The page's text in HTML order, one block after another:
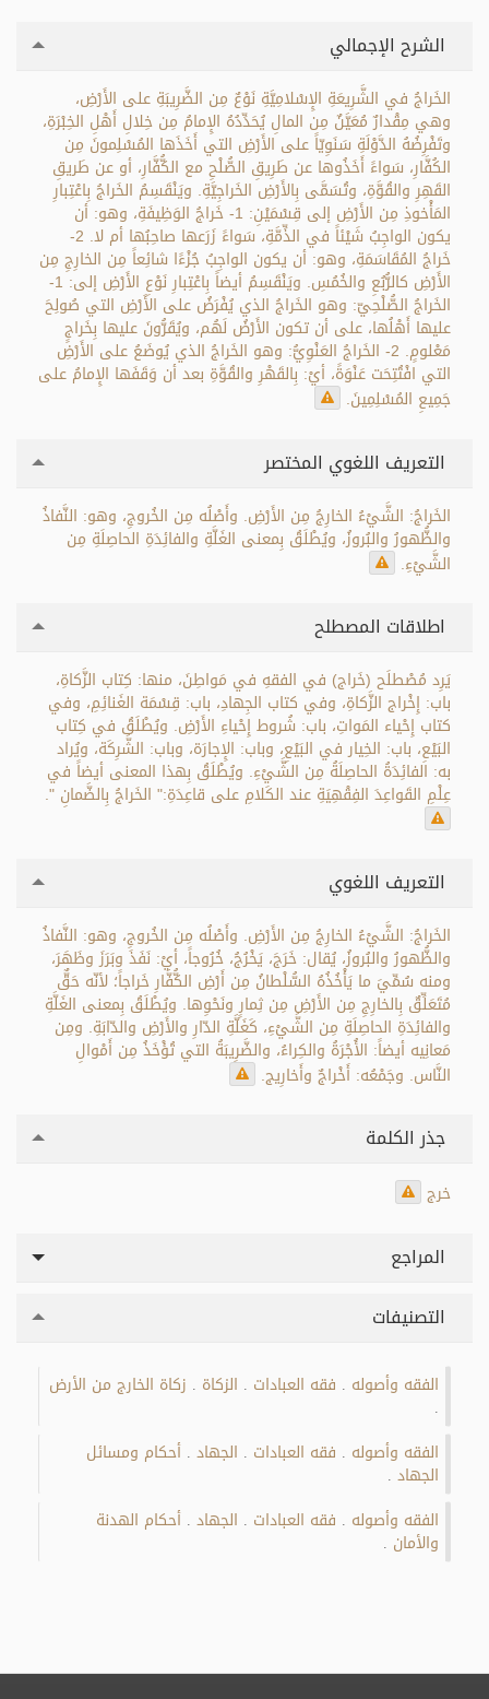
الشرح الإجمالي
الخَراجُ في الشَّرِيعَةِ الإِسْلامِيَّةِ نَوْعٌ مِن الضَّرِيبَةِ على الأَرْضِ،
وهي مِقْدارٌ مُعَيَّنٌ مِن المالِ يُحَدِّدُهُ الإِمامُ مِن خِلالِ أَهْلِ الخِبْرَةِ،
وتَفْرِضُهُ الدَّوْلَةِ سَنَوِيّاً على الأَرْضِ التي أَخَذَها المُسْلِمونَ مِن
الكُفَّارِ، سَواءً أَخَذُوها عن طَرِيقِ الصُّلْحِ مع الكُّفَّارِ، أو عن طَريقِ
القَهِرِ والقُوَّةِ، وتُسَمَّى بِالأَرْضِ الخَراجِيَّةِ. ويَنْقَسِمُ الخَراجُ بِاعْتِبارِ
المَأْخوذِ مِن الأَرْضِ إلى قِسْمَيْنِ: 1- خَراجُ الوَظِيفَةِ، وهو: أن
يكون الواجِبُ شَيْئاً في الذِّمَّةِ، سَواءً زَرَعها صاحِبُها أم لا. 2-
خَراجُ المُقَاسَمَةِ، وهو: أن يكون الواجِبُ جُزْءًا شائِعاً مِن الخارِجِ مِن
الأَرْضِ كالرُّبُعِ والخُمُسِ. ويَنْقَسِمُ أيضاً بِاعْتِبارِ نَوْعِ الأَرْضِ إلى: 1-
الخَراجُ الصُّلْحِيّ: وهو الخَراجُ الذي يُفْرَضُ على الأَرْضِ التي صُولِحَ
عليها أَهْلُها، على أن تكون الأَرْضُ لَهُم، ويُقَرُّونَ عليها بِخَراجٍ
مَعْلومٍ. 2- الخَراجُ العَنْوِيُّ: وهو الخَراجُ الذي يُوضَعُ على الأَرْضِ
التي افْتُتِحَت عَنْوَةً، أيْ: بِالقَهْرِ والقُوَّةِ بعد أن وَقَفَها الإِمامُ على
جَمِيعِ المُسْلِمِينَ.
التعريف اللغوي المختصر
الخَراجُ: الشَّيْءُ الخارِجُ مِن الأَرْضِ. وأَصْلُه مِن الخُروجِ، وهو: النَّفاذُ
والظُّهورُ والبُروزُ، ويُطْلَقُ بِمعنى الغَلَّةِ والفائِدَةِ الحاصِلَةِ مِن
الشَّيْءِ.
اطلاقات المصطلح
يَرِد مُصْطلَح (خَراج) في الفقهِ في مَواطِنَ، منها: كِتاب الزَّكاةِ،
باب: إِخْراج الزَّكاةِ، وفي كتاب الجِهادِ، باب: قِسْمَة الغَنائِمِ، وفي
كتاب إِحْياء المَواتِ، باب: شُروط إِحْياءِ الأَرْضِ. ويُطْلَقُ في كِتاب
البَيْعِ، باب: الخِيار في البَيْعِ، وباب: الإِجارَة، وباب: الشَّرِكَة، ويُراد
به: الفائِدَةُ الحاصِلَةُ مِن الشَّيْءِ. ويُطْلَقُ بِهذا المعنى أيضاً في
عِلْمِ القَواعِدَ الفِقْهِيَةِ عند الكَلامِ على قاعِدَةِ:" الخَراجُ بِالضَّمانِ ".
التعريف اللغوي
الخَراجُ: الشَّيْءُ الخارِجُ مِن الأَرْضِ. وأَصْلُه مِن الخُروجِ، وهو: النَّفاذُ
والظُّهورُ والبُروزُ، يُقال: خَرَجَ، يَخْرُجُ، خُرُوجاً، أيْ: نَفَذَ وبَرَزَ وظَهَرَ،
ومنه سُمِّيَ ما يَأْخُذُهُ السُّلْطانُ مِن أَرْضِ الكُّفَّارِ خَراجاً؛ لأنّه حَقٌّ
مُتَعَلِّقٌ بِالخارِجِ مِن الأَرْضِ مِن ثِمارٍ ونَحْوِها. ويُطْلَقُ بِمعنى الغَلَّةِ
والفائِدَةِ الحاصِلَةِ مِن الشَّيْءِ، كَغَلَّةِ الدّارِ والأَرْضِ والدّابَةِ. ومِن
مَعانِيه أيضاً: الأُجْرَةُ والكِراءُ، والضَّرِيبَةُ التي تُؤْخَذُ مِن أَمْوالِ
النَّاس. وجَمْعُه: أَخْراجٌ وأَخارِيج.
جذر الكلمة
خرج
المراجع
التصنيفات
الفقه وأصوله فقه العبادات الزكاة زكاة الخارج من الأرض
الفقه وأصوله فقه العبادات الجهاد أحكام ومسائل
الجهاد
الفقه وأصوله فقه العبادات الجهاد أحكام الهدنة
والأمان